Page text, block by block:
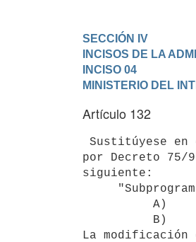
SECCIÓN IV
INCISOS DE LA
INCISO 04
MINISTERIO DEL
Artículo 132
por Decreto 75/
siguiente:
La